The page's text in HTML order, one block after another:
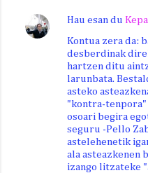
Hau esan du
Kontua zera da:
desberdinak
hartzen ditu
larunbata.
asteko
"kontra-tenpora"
osoari begira
seguru -Pello
astelehenetik
ala asteazkenen
izango litzateke